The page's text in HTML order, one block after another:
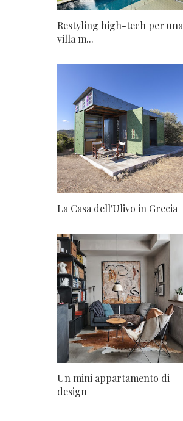
Restyling high-tech per una
villa m...
La Casa dell'Ulivo in Grecia
Un mini appartamento di
design